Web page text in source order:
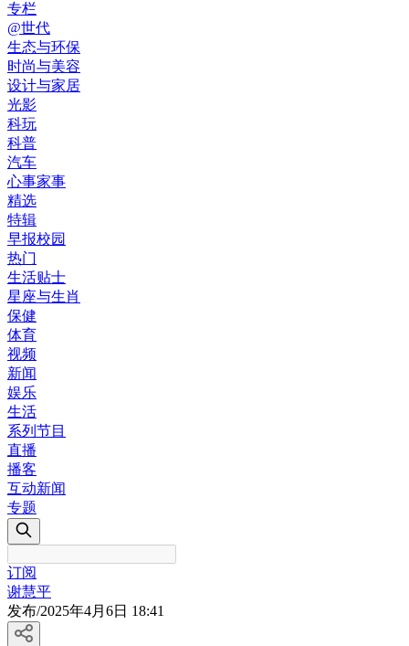
专栏
@世代
生态与环保
时尚与美容
设计与家居
光影
科玩
科普
汽车
心事家事
精选
特辑
早报校园
热门
生活贴士
星座与生肖
保健
体育
视频
新闻
娱乐
生活
系列节目
直播
播客
互动新闻
专题
订阅
谢慧平
发布/2025年4月6日 18:41